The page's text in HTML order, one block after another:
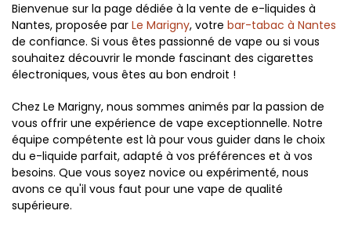
Bienvenue sur la page dédiée à la vente de e-liquides à
Nantes, proposée par Le Marigny, votre bar-tabac à Nantes
de confiance. Si vous êtes passionné de vape ou si vous
souhaitez découvrir le monde fascinant des cigarettes
électroniques, vous êtes au bon endroit !
Chez Le Marigny, nous sommes animés par la passion de
vous offrir une expérience de vape exceptionnelle. Notre
équipe compétente est là pour vous guider dans le choix
du e-liquide parfait, adapté à vos préférences et à vos
besoins. Que vous soyez novice ou expérimenté, nous
avons ce qu'il vous faut pour une vape de qualité
supérieure.